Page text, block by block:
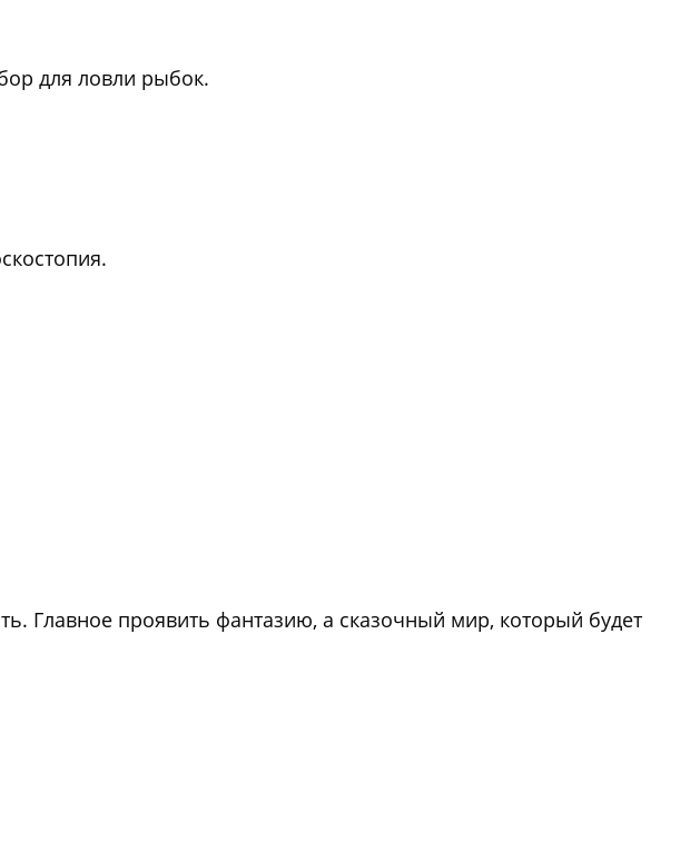
для ловли рыбок.
Главное проявить фантазию, а сказочный мир, который будет